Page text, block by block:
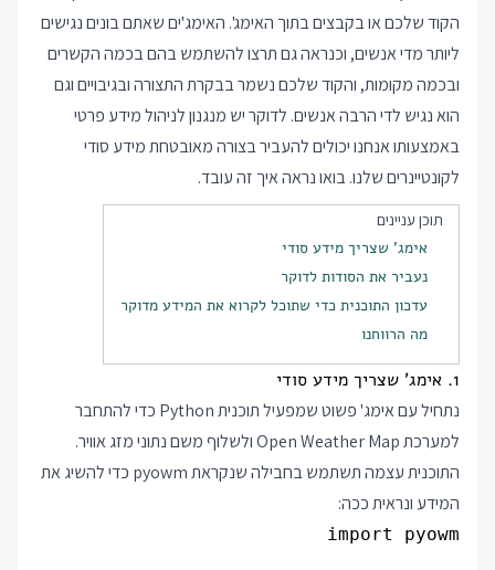
הקוד שלכם או בקבצים בתוך האימג'. האימג'ים שאתם בונים נגישים
ליותר מדי אנשים, וכנראה גם תרצו להשתמש בהם בכמה הקשרים
ובכמה מקומות, והקוד שלכם נשמר בבקרת התצורה ובגיבויים וגם
הוא נגיש לדי הרבה אנשים. לדוקר יש מנגנון לניהול מידע פרטי
באמצעותו אנחנו יכולים להעביר בצורה מאובטחת מידע סודי
לקונטיינרים שלנו. בואו נראה איך זה עובד.
תוכן עניינים
אימג' שצריך מידע סודי
נעביר את הסודות לדוקר
עדכון התוכנית כדי שתוכל לקרוא את המידע מדוקר
מה הרווחנו
1. אימג' שצריך מידע סודי
נתחיל עם אימג' פשוט שמפעיל תוכנית Python כדי להתחבר
למערכת Open Weather Map ולשלוף משם נתוני מזג אוויר.
התוכנית עצמה תשתמש בחבילה שנקראת pyowm כדי להשיג את
המידע ונראית ככה: